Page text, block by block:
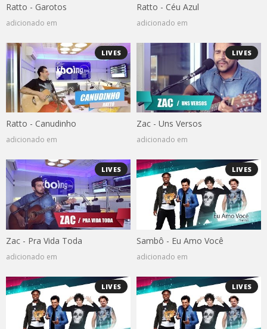
Ratto - Garotos
adicionado em
Ratto - Céu Azul
adicionado em
LIVES
Ratto - Canudinho
adicionado em
LIVES
Zac - Uns Versos
adicionado em
LIVES
Zac - Pra Vida Toda
adicionado em
LIVES
Sambô - Eu Amo Você
adicionado em
LIVES LIVES